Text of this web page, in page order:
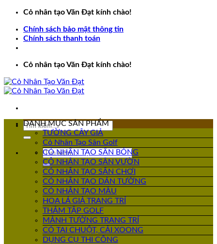
dung
Cỏ nhân tạo Văn Đạt kính chào!
Chính sách bảo mật thông tin
Chính sách thanh toán
Cỏ nhân tạo Văn Đạt kính chào!
Tìm
kiếm:
Tìm
kiếm:
DANH MỤC SẢN PHẨM
TƯỜNG CÂY GIẢ
Cỏ Nhân Tạo Sân Golf
CỎ NHÂN TẠO SÂN BÓNG
CỎ NHÂN TẠO SÂN VƯỜN
CỎ NHÂN TẠO SÂN CHƠI
CỎ NHÂN TẠO DÁN TƯỜNG
CỎ NHÂN TẠO MÀU
HOA LÁ GIẢ TRANG TRÍ
THẢM TẬP GOLF
MẢNH TƯỜNG TRANG TRÍ
CỎ TAI CHUỘT, CẢI XOONG
DỤNG CỤ THI CÔNG